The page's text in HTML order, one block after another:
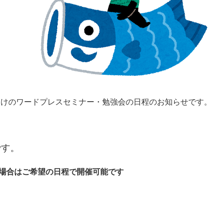
のワードプレスセミナー・勉強会の日程のお知らせです。
。
合はご希望の日程で開催可能です